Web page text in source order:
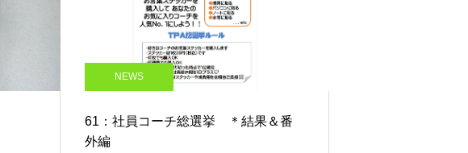
NEWS
61：社員コーチ総選挙 ＊結果＆番
外編